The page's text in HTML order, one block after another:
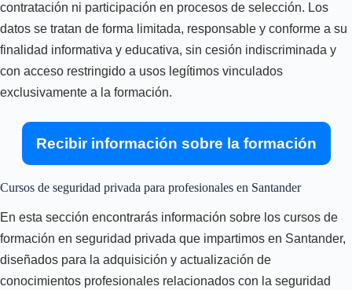
contratación ni participación en procesos de selección. Los
datos se tratan de forma limitada, responsable y conforme a su
finalidad informativa y educativa, sin cesión indiscriminada y
con acceso restringido a usos legítimos vinculados
exclusivamente a la formación.
Recibir información sobre la formación
Cursos de seguridad privada para profesionales en Santander
En esta sección encontrarás información sobre los cursos de
formación en seguridad privada que impartimos en Santander,
diseñados para la adquisición y actualización de
conocimientos profesionales relacionados con la seguridad